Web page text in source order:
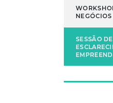
NEGÓCIOS
SESSÃO DE